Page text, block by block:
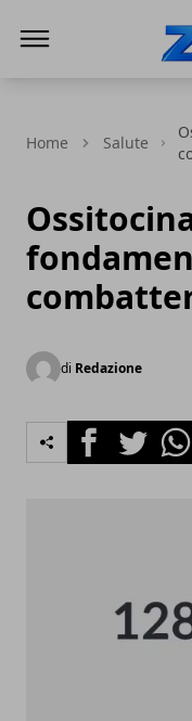
Home Salute
di Redazione
FacebookTwitter